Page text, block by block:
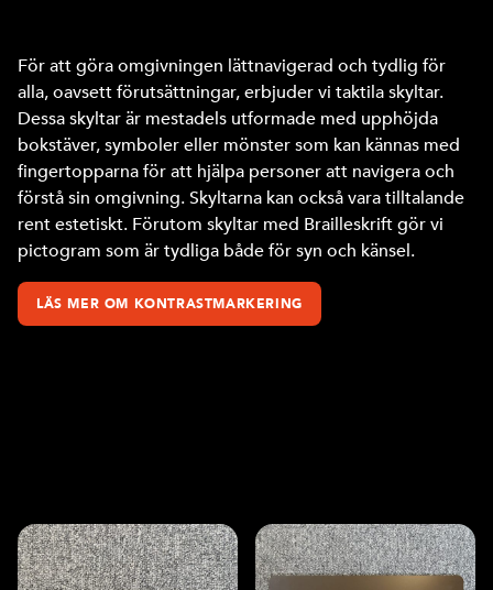
För att göra omgivningen lättnavigerad och tydlig för
alla, oavsett förutsättningar, erbjuder vi taktila skyltar.
Dessa skyltar är mestadels utformade med upphöjda
bokstäver, symboler eller mönster som kan kännas med
fingertopparna för att hjälpa personer att navigera och
förstå sin omgivning. Skyltarna kan också vara tilltalande
rent estetiskt. Förutom skyltar med Brailleskrift gör vi
pictogram som är tydliga både för syn och känsel.
LÄS MER OM KONTRASTMARKERING